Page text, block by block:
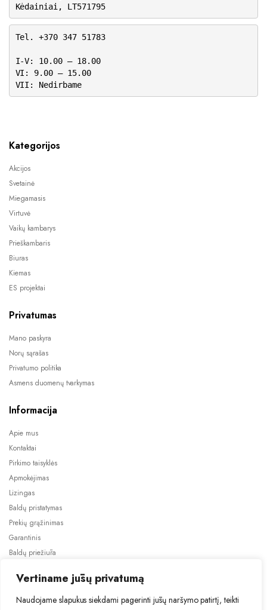
Vertiname jūsų privatumą
Naudojame slapukus siekdami pagerinti jūsų naršymo patirtį, teikti
Kėdainiai, LT571795
Tel. +370 347 51783
I-V: 10.00 – 18.00
VI: 9.00 – 15.00
VII: Nedirbame
Kategorijos
Akcijos
Svetainė
Miegamasis
Virtuvė
Vaikų kambarys
Prieškambaris
Biuras
Kiemas
ES projektai
Privatumas
Mano paskyra
Norų sąrašas
Privatumo politika
Asmens duomenų tvarkymas
Informacija
Apie mus
Kontaktai
Pirkimo taisyklės
Apmokėjimas
Lizingas
Baldų pristatymas
Prekių grąžinimas
Garantinis
Baldų priežiūra